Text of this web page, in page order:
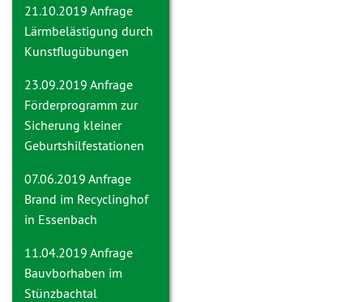
21.10.2019 Anfrage
Lärmbelästigung durch
Kunstflugübungen
23.09.2019 Anfrage
Förderprogramm zur
Sicherung kleiner
Geburtshilfestationen
07.06.2019 Anfrage
Brand im Recyclinghof
in Essenbach
11.04.2019 Anfrage
Bauvborhaben im
Stünzbachtal